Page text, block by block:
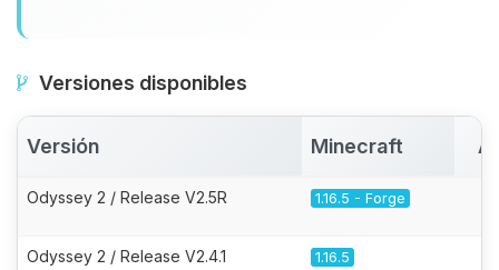
Versiones disponibles
Versión Minecraft
Odyssey 2 / Release V2.5R 1.16.5 - Forge
Odyssey 2 / Release V2.4.1 1.16.5